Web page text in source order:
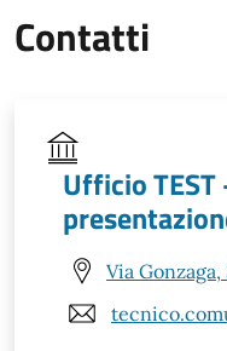
Contatti
Ufficio
Via